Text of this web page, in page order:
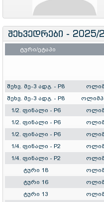
შეხვედრები - 2025/
ტური/ეტაპი
შეხვ. მე-3 ადგ. - P8
შეხვ. მე-3 ადგ. - P8
1/2. ფინალი - P6
1/2. ფინალი - P6
1/2. ფინალი - P6
1/4. ფინალი - P2
1/4. ფინალი - P2
ტური 18
ტური 16
ტური 13